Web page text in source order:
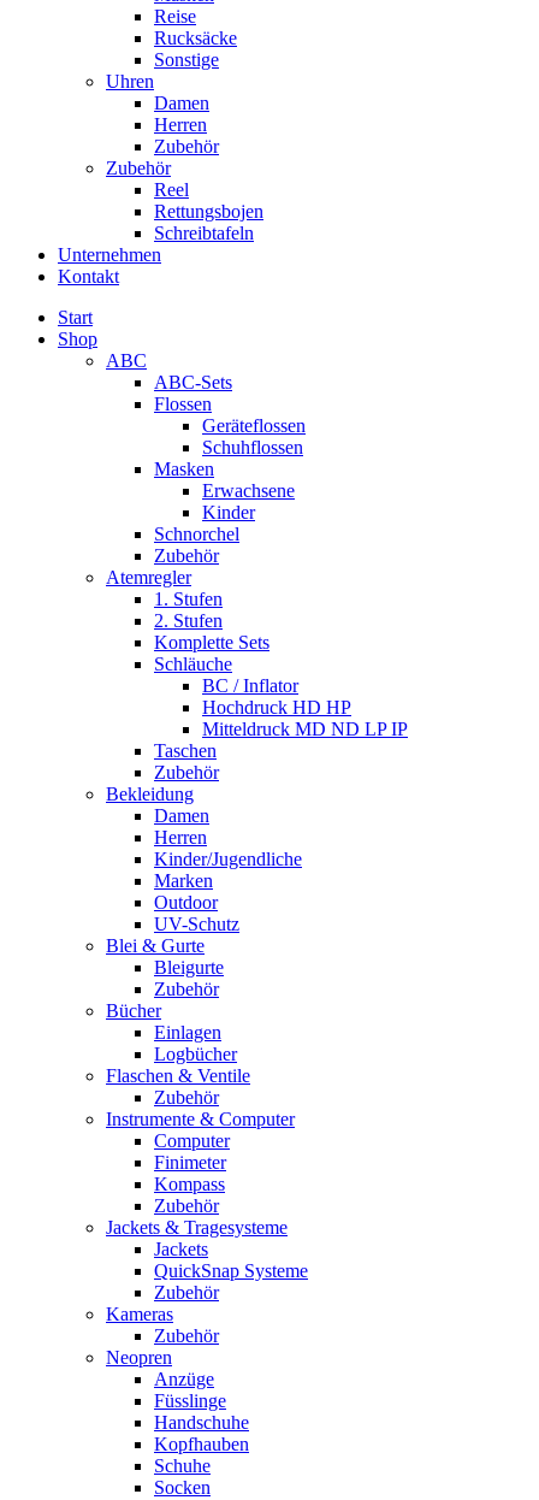
Reise
Rucksäcke
Sonstige
Uhren
Damen
Herren
Zubehör
Zubehör
Reel
Rettungsbojen
Schreibtafeln
Unternehmen
Kontakt
Start
Shop
ABC
ABC-Sets
Flossen
Geräteflossen
Schuhflossen
Masken
Erwachsene
Kinder
Schnorchel
Zubehör
Atemregler
1. Stufen
2. Stufen
Komplette Sets
Schläuche
BC / Inflator
Hochdruck HD HP
Mitteldruck MD ND LP IP
Taschen
Zubehör
Bekleidung
Damen
Herren
Kinder/Jugendliche
Marken
Outdoor
UV-Schutz
Blei & Gurte
Bleigurte
Zubehör
Bücher
Einlagen
Logbücher
Flaschen & Ventile
Zubehör
Instrumente & Computer
Computer
Finimeter
Kompass
Zubehör
Jackets & Tragesysteme
Jackets
QuickSnap Systeme
Zubehör
Kameras
Zubehör
Neopren
Anzüge
Füsslinge
Handschuhe
Kopfhauben
Schuhe
Socken